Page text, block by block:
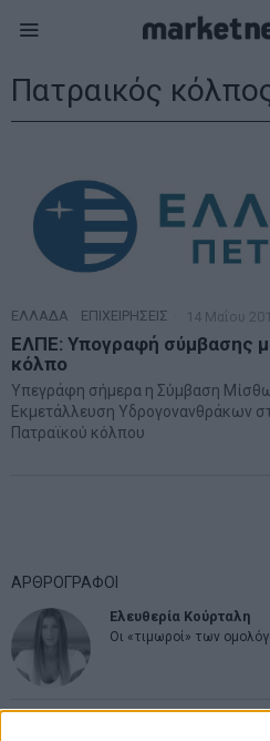
Πατραικός
ΕΛΛΑΔΑ ΕΠΙΧΕΙΡΗΣΕΙΣ 14 Μαΐου
ΕΛΠΕ: Υπογραφή σύμβασης
κόλπο
Υπεγράφη σήμερα η Σύμβαση
Εκμετάλλευση Υδρογονανθράκων
Πατραϊκού κόλπου
ΑΡΘΡΟΓΡΑΦΟΙ
Ελευθερία Κούρταλη
Οι «τιμωροί» των